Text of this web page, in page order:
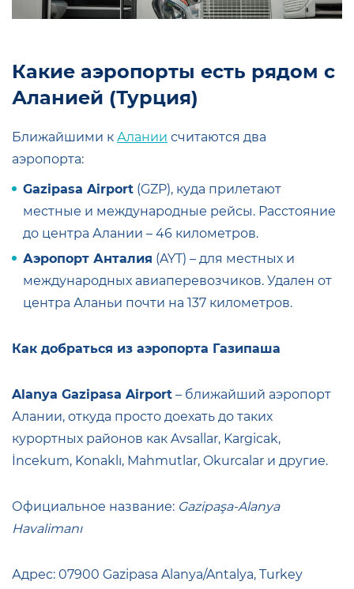
Какие аэропорты есть рядом с
Аланией (Турция)
Ближайшими к Алании считаются два
аэропорта:
Gazipasa Airport (GZP), куда прилетают
местные и международные рейсы. Расстояние
до центра Алании – 46 километров.
Аэропорт Анталия (AYT) – для местных и
международных авиаперевозчиков. Удален от
центра Аланьи почти на 137 километров.
Как добраться из аэропорта Газипаша
Alanya Gazipasa Airport – ближайший аэропорт
Алании, откуда просто доехать до таких
курортных районов как Avsallar, Kargicak,
İncekum, Konaklı, Mahmutlar, Okurcalar и другие.
Официальное название: Gazipaşa-Alanya
Havalimanı
Адрес: 07900 Gazipasa Alanya/Antalya, Turkey